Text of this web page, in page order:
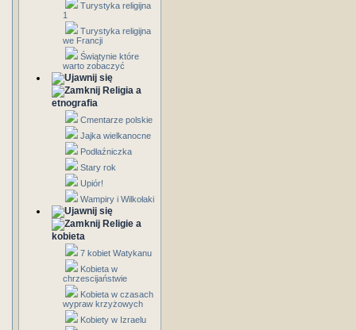
Turystyka religijna
1
Turystyka religijna
we Francji
Świątynie które
warto zobaczyć
Religia a
etnografia
Cmentarze polskie
Jajka wielkanocne
Podłaźniczka
Stary rok
Upiór!
Wampiry i Wilkołaki
Religie a
kobieta
7 kobiet Watykanu
Kobieta w
chrzescijaństwie
Kobieta w czasach
wypraw krzyżowych
Kobiety w Izraelu